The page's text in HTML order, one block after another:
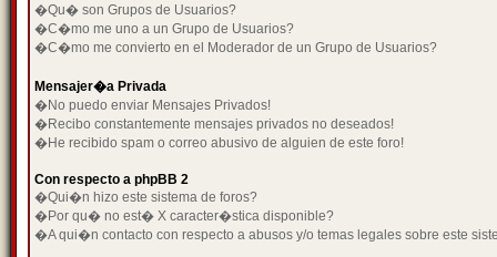
�Qu� son Grupos de Usuarios?
�C�mo me uno a un Grupo de Usuarios?
�C�mo me convierto en el Moderador de un Grupo de Usuarios?
Mensajer�a Privada
�No puedo enviar Mensajes Privados!
�Recibo constantemente mensajes privados no deseados!
�He recibido spam o correo abusivo de alguien de este foro!
Con respecto a phpBB 2
�Qui�n hizo este sistema de foros?
�Por qu� no est� X caracter�stica disponible?
�A qui�n contacto con respecto a abusos y/o temas legales sobre este